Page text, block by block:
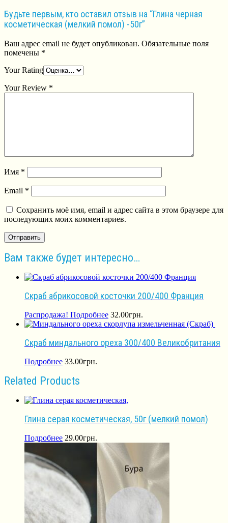
Будьте первым, кто оставил отзыв на “Глина черная
косметическая (мелкий помол) -50г”
Ваш адрес email не будет опубликован. Обязательные поля
помечены *
Your Rating
Your Review *
Имя *
Email *
Сохранить моё имя, email и адрес сайта в этом браузере для
последующих моих комментариев.
Вам также будет интересно…
Скраб абрикосовой косточки 200/400 Франция
Распродажа! Подробнее 32.00грн.
Скраб миндального ореха 300/400 Великобритания
Подробнее 33.00грн.
Related Products
Глина серая косметическая, 50г (мелкий помол)
Подробнее 29.00грн.